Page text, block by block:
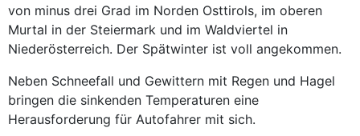
von minus drei Grad im Norden Osttirols, im oberen
Murtal in der Steiermark und im Waldviertel in
Niederösterreich. Der Spätwinter ist voll angekommen.
Neben Schneefall und Gewittern mit Regen und Hagel
bringen die sinkenden Temperaturen eine
Herausforderung für Autofahrer mit sich.